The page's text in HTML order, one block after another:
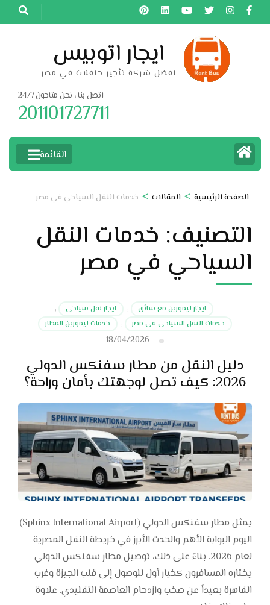
تخطى
إلى
ايجار اتوبيس
افضل شركة تأجير حافلات في مصر
اتصل بنا ، نحن متاحون 24/7
201101727711
القائمة
الصفحة الرئيسية > المقالات > خدمات النقل السياحي في مصر
التصنيف: خدمات النقل
السياحي في مصر
ايجار ليموزين مع سائق , ايجار نقل سياحي
,
خدمات النقل السياحي في مصر
, خدمات ليموزين المطار
18/04/2026
دليل النقل من مطار سفنكس الدولي
2026: كيف تصل لوجهتك بأمان وراحة؟
يمثل مطار سفنكس الدولي (Sphinx International Airport)
اليوم البوابة الأهم والحدث الأبرز في خريطة النقل المصرية
لعام 2026. بناءً على ذلك، توصيل مطار سفنكس الدولي
يختاره المسافرون كخيار أول للوصول إلى قلب الجيزة وغرب
القاهرة بعيداً عن صخب وازدحام العاصمة التقليدي. علاوة